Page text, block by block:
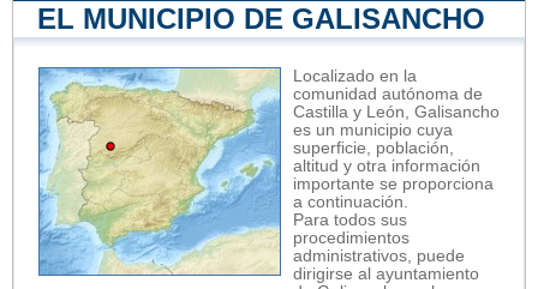
EL MUNICIPIO DE GALISANCHO
Localizado en la
comunidad autónoma de
Castilla y León, Galisancho
es un municipio cuya
superficie, población,
altitud y otra información
importante se proporciona
a continuación.
Para todos sus
procedimientos
administrativos, puede
dirigirse al ayuntamiento